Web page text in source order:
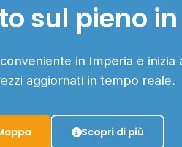
sul pieno
in Imperia e inizia
aggiornati in tempo reale.
Scopri di più